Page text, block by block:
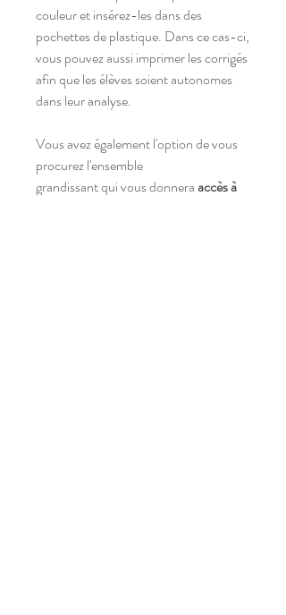
couleur et insérez-les dans des
pochettes de plastique. Dans ce cas-ci,
vous pouvez aussi imprimer les corrigés
afin que les élèves soient autonomes
dans leur analyse.
Vous avez également l'option de vous
procurez l'ensemble
grandissant qui vous donneraaccès à